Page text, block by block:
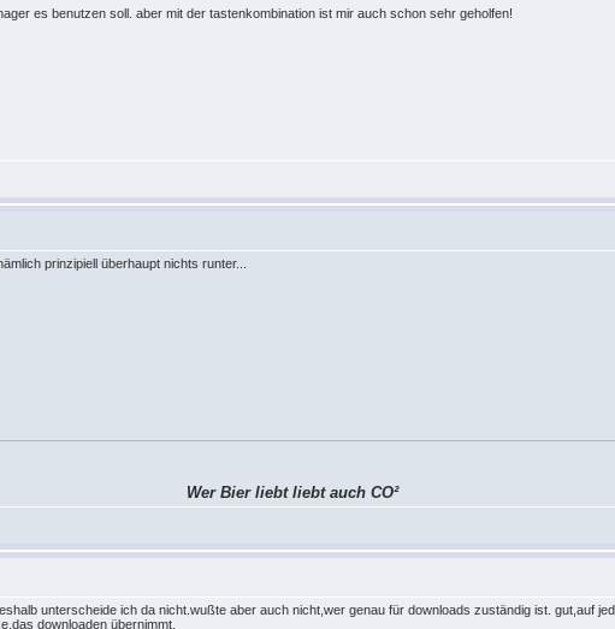
es benutzen soll. aber mit der tastenkombination ist mir auch schon sehr geholfen!
prinzipiell überhaupt nichts runter...
Wer Bier liebt liebt auch CO²
unterscheide ich da nicht.wußte aber auch nicht,wer genau für downloads zuständig ist. gut,auf
downloaden übernimmt.